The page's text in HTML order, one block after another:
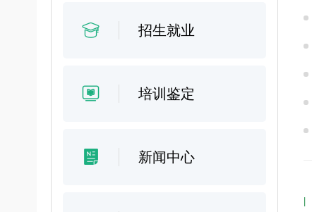
招生就业
培训鉴定
新闻中心